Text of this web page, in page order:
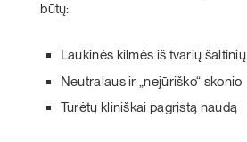
būtų:
Laukinės kilmės iš tvarių šaltinių
Neutralaus ir „nejūriško“ skonio
Turėtų kliniškai pagrįstą naudą